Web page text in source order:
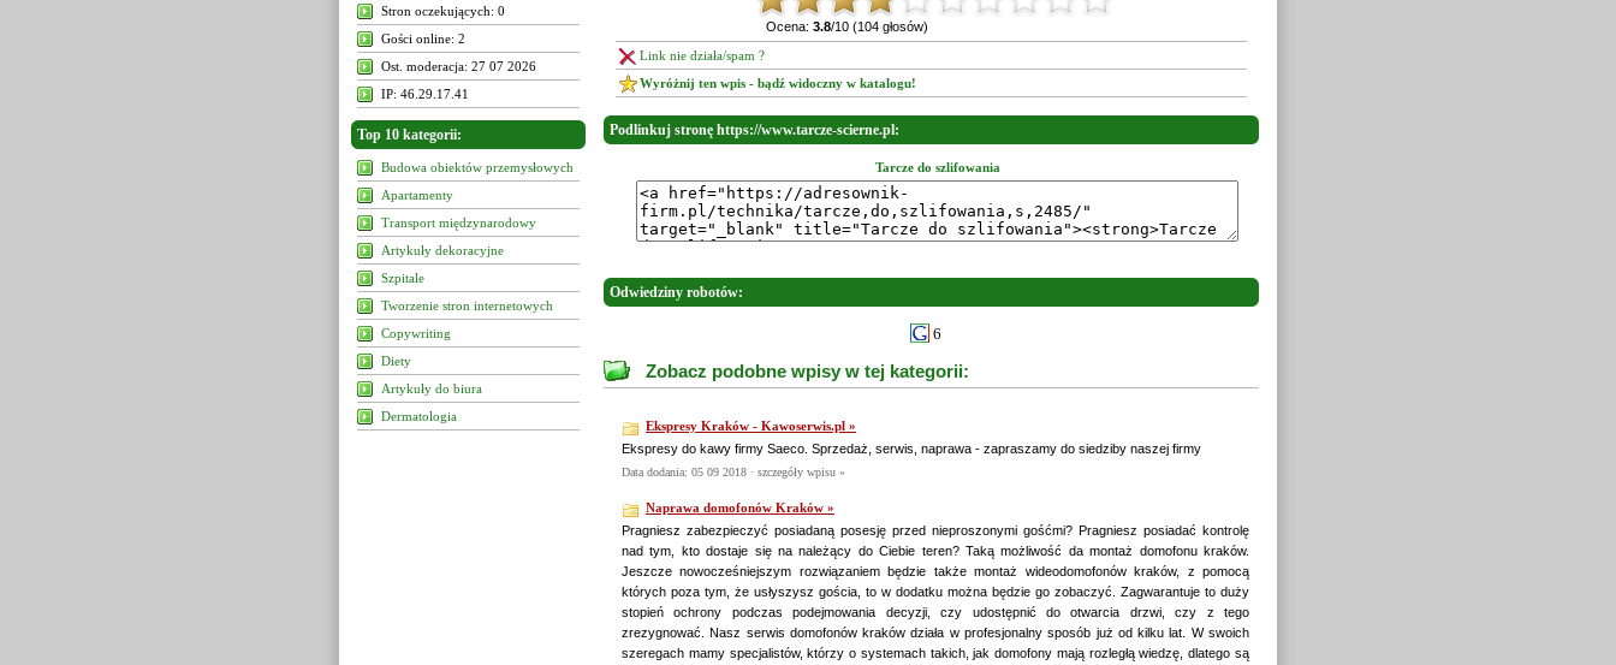
Stron oczekujących: 0
Gości online: 2
Ost. moderacja: 27 07 2026
IP: 46.29.17.41
Top 10 kategorii:
Budowa obiektów przemysłowych
Apartamenty
Transport międzynarodowy
Artykuły dekoracyjne
Szpitale
Tworzenie stron internetowych
Copywriting
Diety
Artykuły do biura
Dermatologia
Ocena: 3.8/10 (104 głosów)
Link nie działa/spam ?
Wyróżnij ten wpis - bądź widoczny w katalogu!
Podlinkuj stronę https://www.tarcze-scierne.pl:
Tarcze do szlifowania
Odwiedziny robotów:
6
Zobacz podobne wpisy w tej kategorii:
Ekspresy Kraków - Kawoserwis.pl »
Ekspresy do kawy firmy Saeco. Sprzedaż, serwis, naprawa - zapraszamy do siedziby naszej firmy
Data dodania: 05 09 2018 · szczegóły wpisu »
Naprawa domofonów Kraków »
Pragniesz zabezpieczyć posiadaną posesję przed nieproszonymi gośćmi? Pragniesz posiadać kontrolę
nad tym, kto dostaje się na należący do Ciebie teren? Taką możliwość da montaż domofonu kraków.
Jeszcze nowocześniejszym rozwiązaniem będzie także montaż wideodomofonów kraków, z pomocą
których poza tym, że usłyszysz gościa, to w dodatku można będzie go zobaczyć. Zagwarantuje to duży
stopień ochrony podczas podejmowania decyzji, czy udostępnić do otwarcia drzwi, czy z tego
zrezygnować. Nasz serwis domofonów kraków działa w profesjonalny sposób już od kilku lat. W swoich
szeregach mamy specjalistów, którzy o systemach takich, jak domofony mają rozległą wiedzę, dlatego są